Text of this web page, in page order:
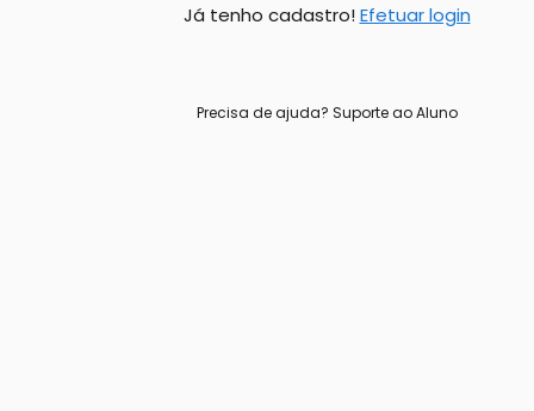
Já tenho cadastro!Efetuar login
Precisa de ajuda? Suporte ao Aluno